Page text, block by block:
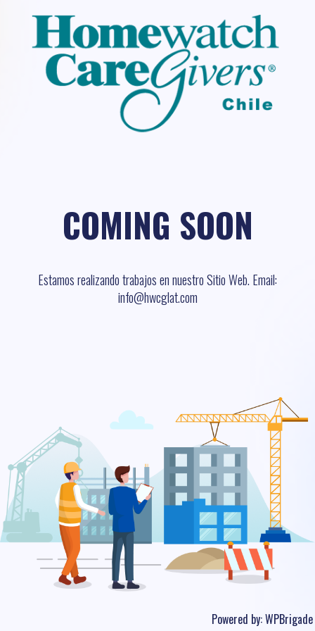
COMING SOON
Estamos realizando trabajos en nuestro Sitio Web. Email:
info@hwcglat.com
Powered by:WPBrigade